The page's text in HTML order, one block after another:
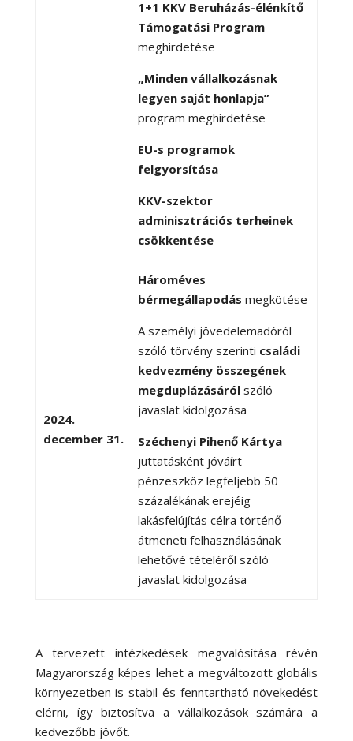
1+1 KKV Beruházás-élénkítő
Támogatási Program
meghirdetése
„Minden vállalkozásnak
legyen saját honlapja”
program meghirdetése
EU-s programok
felgyorsítása
KKV-szektor
adminisztrációs terheinek
csökkentése
2024.
december 31.
Hároméves
bérmegállapodás megkötése
A személyi jövedelemadóról
szóló törvény szerinti családi
kedvezmény összegének
megduplázásárólszóló
javaslat kidolgozása
Széchenyi Pihenő Kártya
juttatásként jóváírt
pénzeszköz legfeljebb 50
százalékának erejéig
lakásfelújítás célra történő
átmeneti felhasználásának
lehetővé tételéről szóló
javaslat kidolgozása
A tervezett intézkedések megvalósítása révén
Magyarország képes lehet a megváltozott globális
környezetben is stabil és fenntartható növekedést
elérni, így biztosítva a vállalkozások számára a
kedvezőbb jövőt.